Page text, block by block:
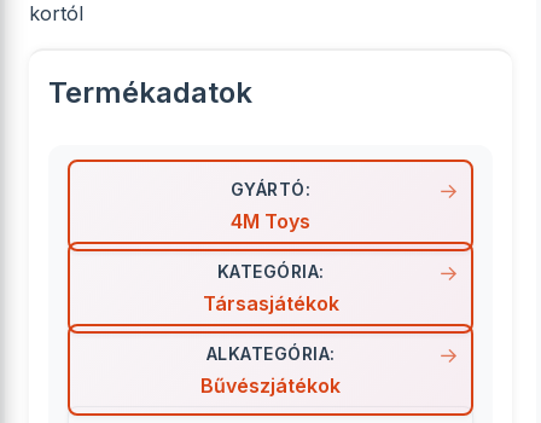
kortól
Termékadatok
GYÁRTÓ:
4M Toys
KATEGÓRIA:
Társasjátékok
ALKATEGÓRIA:
Bűvészjátékok